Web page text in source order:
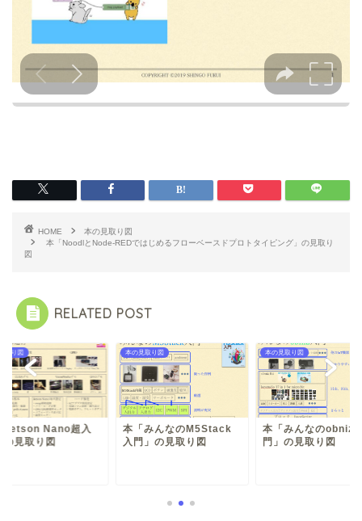
HOME
本の見取り図
本「NoodlとNode-REDではじめるフローベースドプロトタイピング」の見取り
図
RELATED POST
取り図
Jetson Nano超入
の見取り図
本の見取り図
本「みんなのM5Stack
入門」の見取り図
本の見取り図
本「みんなのobniz
門」の見取り図